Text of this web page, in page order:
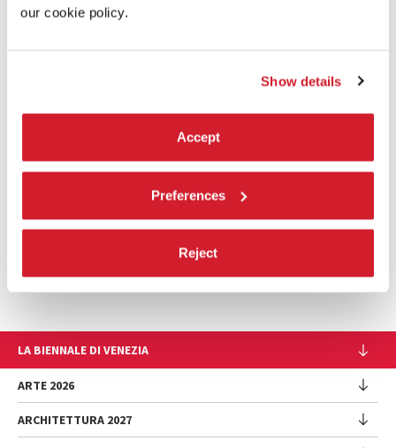
our cookie policy.
Show details
Accept
Preferences
Reject
ARSENALE
LA BIENNALE DI VENEZIA
L'Istituzione
Cariche istituzionali
Storia
ARTE 2026
Esposizione
ARCHITETTURA 2027